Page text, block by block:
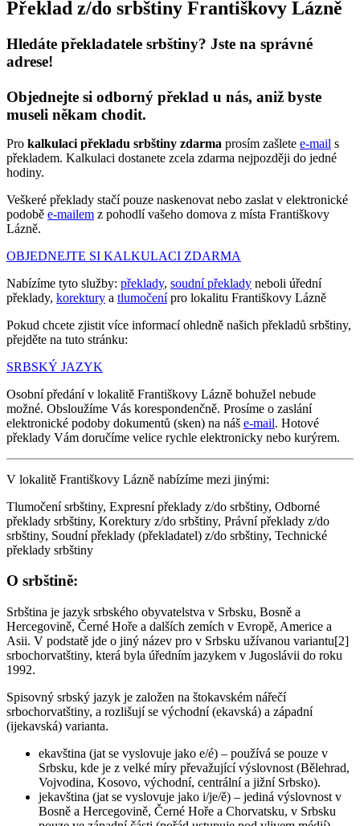
Překlad z/do srbštiny Františkovy Lázně
Hledáte překladatele srbštiny? Jste na správné
adrese!
Objednejte si odborný překlad u nás, aniž byste
museli někam chodit.
Pro kalkulaci překladu srbštiny zdarma prosím zašlete e-mail s
překladem. Kalkulaci dostanete zcela zdarma nejpozději do jedné
hodiny.
Veškeré překlady stačí pouze naskenovat nebo zaslat v elektronické
podobě e-mailem z pohodlí vašeho domova z místa Františkovy
Lázně.
OBJEDNEJTE SI KALKULACI ZDARMA
Nabízíme tyto služby: překlady, soudní překlady neboli úřední
překlady, korektury a tlumočenípro lokalitu Františkovy Lázně
Pokud chcete zjistit více informací ohledně našich překladů srbštiny,
přejděte na tuto stránku:
SRBSKÝ JAZYK
Osobní předání v lokalitě Františkovy Lázně bohužel nebude
možné. Obsloužíme Vás korespondenčně. Prosíme o zaslání
elektronické podoby dokumentů (sken) na náš e-mail. Hotové
překlady Vám doručíme velice rychle elektronicky nebo kurýrem.
V lokalitě Františkovy Lázně nabízíme mezi jinými:
Tlumočení srbštiny, Expresní překlady z/do srbštiny, Odborné
překlady srbštiny, Korektury z/do srbštiny, Právní překlady z/do
srbštiny, Soudní překlady (překladatel) z/do srbštiny, Technické
překlady srbštiny
O srbštině:
Srbština je jazyk srbského obyvatelstva v Srbsku, Bosně a
Hercegovině, Černé Hoře a dalších zemích v Evropě, Americe a
Asii. V podstatě jde o jiný název pro v Srbsku užívanou variantu[2]
srbochorvatštiny, která byla úředním jazykem v Jugoslávii do roku
1992.
Spisovný srbský jazyk je založen na štokavském nářečí
srbochorvatštiny, a rozlišují se východní (ekavská) a západní
(ijekavská) varianta.
ekavština (jat se vyslovuje jako e/é) – používá se pouze v
Srbsku, kde je z velké míry převažující výslovnost (Bělehrad,
Vojvodina, Kosovo, východní, centrální a jižní Srbsko).
jekavština (jat se vyslovuje jako i/je/ě) – jediná výslovnost v
Bosně a Hercegovině, Černé Hoře a Chorvatsku, v Srbsku